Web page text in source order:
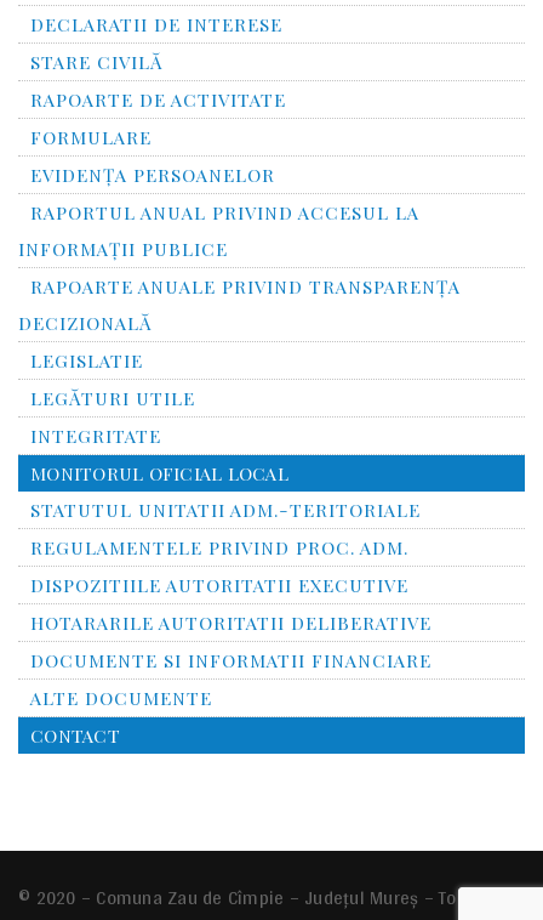
DECLARATII DE INTERESE
STARE CIVILĂ
RAPOARTE DE ACTIVITATE
FORMULARE
EVIDENȚA PERSOANELOR
RAPORTUL ANUAL PRIVIND ACCESUL LA
INFORMAŢII PUBLICE
RAPOARTE ANUALE PRIVIND TRANSPARENŢA
DECIZIONALĂ
LEGISLATIE
LEGĂTURI UTILE
INTEGRITATE
MONITORUL OFICIAL LOCAL
STATUTUL UNITATII ADM.-TERITORIALE
REGULAMENTELE PRIVIND PROC. ADM.
DISPOZITIILE AUTORITATII EXECUTIVE
HOTARARILE AUTORITATII DELIBERATIVE
DOCUMENTE SI INFORMATII FINANCIARE
ALTE DOCUMENTE
CONTACT
© 2020 – Comuna Zau de Cîmpie – Județul Mureș – Toate